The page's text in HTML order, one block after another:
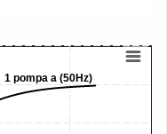
1 pompa a (50Hz)